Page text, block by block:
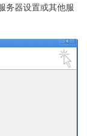
软
发
件
务器设置或其他服